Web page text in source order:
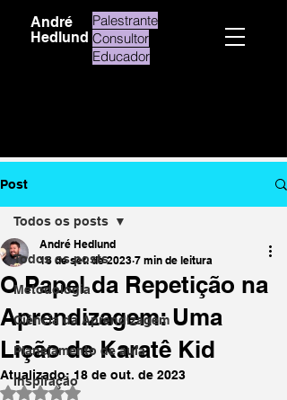
André
Hedlund
Palestrante
Consultor
Educador
Post
Todos os posts
Metodologia
Ciência da Aprendizagem
Planejamento de aula
Inspiração
Todos os posts
O Papel da Repetição na
Aprendizagem: Uma
Lição de Karatê Kid
André Hedlund
18 de set. de 2023 7 min de leitura
Atualizado: 18 de out. de 2023
Avaliado com NaN de 5 estrelas.